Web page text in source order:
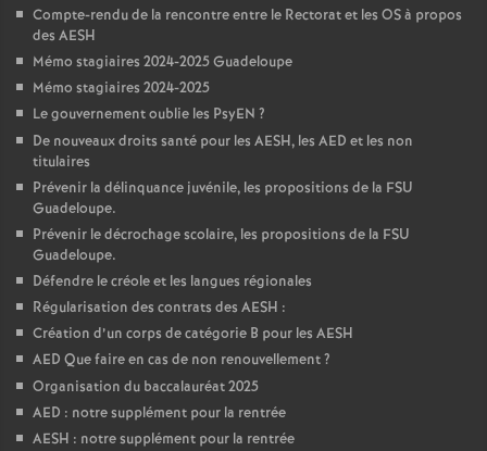
Compte-rendu de la rencontre entre le Rectorat et les OS à propos
des AESH
Mémo stagiaires 2024-2025 Guadeloupe
Mémo stagiaires 2024-2025
Le gouvernement oublie les PsyEN ?
De nouveaux droits santé pour les AESH, les AED et les non
titulaires
Prévenir la délinquance juvénile, les propositions de la FSU
Guadeloupe.
Prévenir le décrochage scolaire, les propositions de la FSU
Guadeloupe.
Défendre le créole et les langues régionales
Régularisation des contrats des AESH :
Création d’un corps de catégorie B pour les AESH
AED Que faire en cas de non renouvellement?
Organisation du baccalauréat 2025
AED : notre supplément pour la rentrée
AESH : notre supplément pour la rentrée